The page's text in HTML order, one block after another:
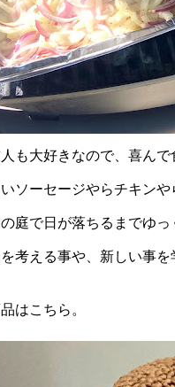
も大好きなので、喜んで
ソーセージやらチキン
庭で日が落ちるまでゆ
考える事や、新しい事
はこちら。